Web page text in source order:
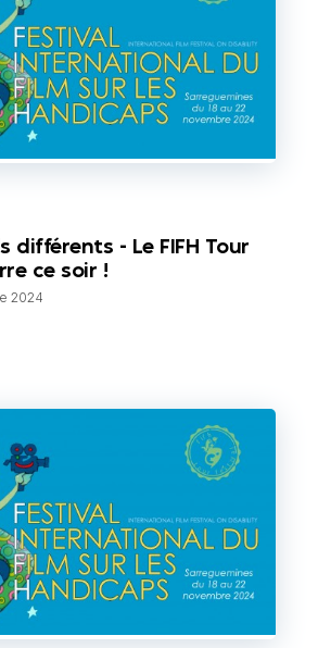
différents - Le FIFH Tour
ce soir !
2024